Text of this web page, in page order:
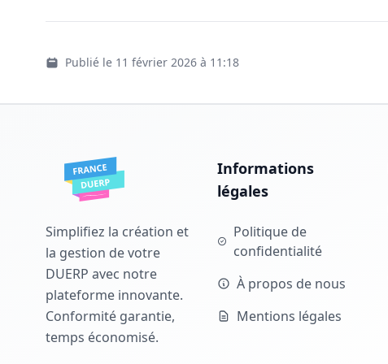
Publié le 11 février 2026 à 11:18
Simplifiez la création et
la gestion de votre
DUERP avec notre
plateforme innovante.
Conformité garantie,
temps économisé.
Informations
légales
Politique de
confidentialité
À propos de nous
Mentions légales